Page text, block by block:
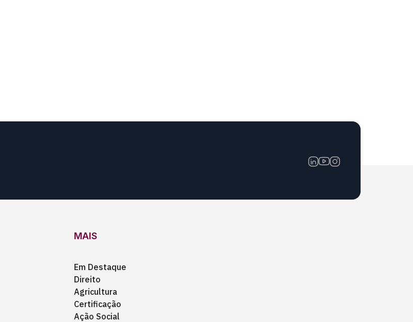
MAIS
Em Destaque
Direito
Agricultura
Certificação
Ação Social